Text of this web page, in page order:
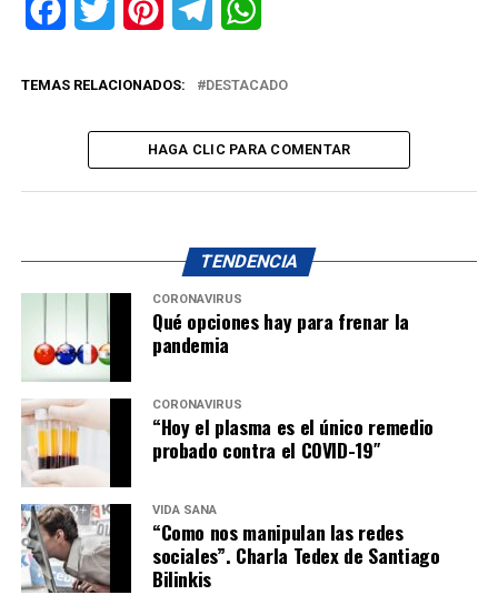
FacebookTwitter PinterestTelegram
TEMAS RELACIONADOS: DESTACADO
HAGA CLIC PARA COMENTAR
TENDENCIA
CORONAVIRUS
Qué opciones hay para frenar la
pandemia
CORONAVIRUS
“Hoy el plasma es el único remedio
probado contra el COVID-19″
VIDA SANA
“Como nos manipulan las redes
sociales”. Charla Tedex de Santiago
Bilinkis